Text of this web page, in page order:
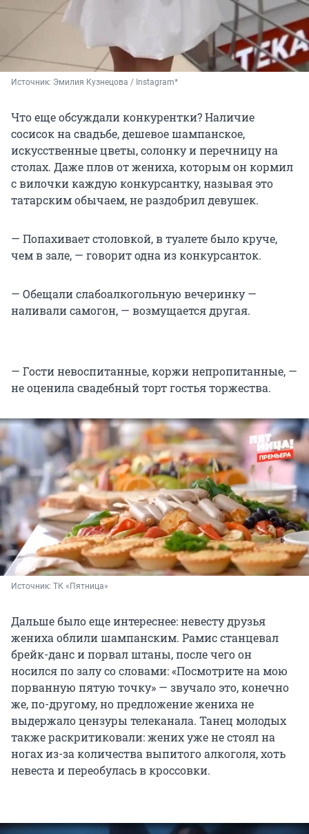
Источник: Эмилия Кузнецова / Instagram*
Что еще обсуждали конкурентки? Наличие
сосисок на свадьбе, дешевое шампанское,
искусственные цветы, солонку и перечницу на
столах. Даже плов от жениха, которым он кормил
с вилочки каждую конкурсантку, называя это
татарским обычаем, не раздобрил девушек.
— Попахивает столовкой, в туалете было круче,
чем в зале, — говорит одна из конкурсанток.
— Обещали слабоалкогольную вечеринку —
наливали самогон, — возмущается другая.
— Гости невоспитанные, коржи непропитанные, —
не оценила свадебный торт гостья торжества.
Источник: ТК «Пятница»
Дальше было еще интереснее: невесту друзья
жениха облили шампанским. Рамис станцевал
брейк-данс и порвал штаны, после чего он
носился по залу со словами: «Посмотрите на мою
порванную пятую точку» — звучало это, конечно
же, по-другому, но предложение жениха не
выдержало цензуры телеканала. Танец молодых
также раскритиковали: жених уже не стоял на
ногах из-за количества выпитого алкоголя, хоть
невеста и переобулась в кроссовки.